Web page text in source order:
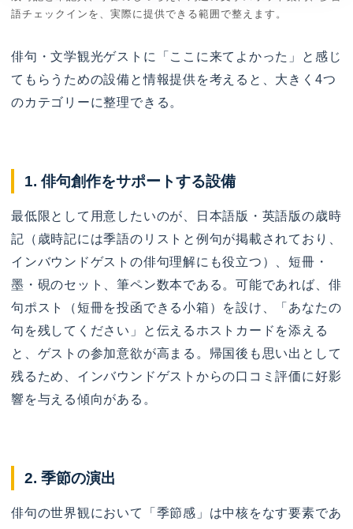
語チェックインを、実際に提供できる範囲で整えます。
俳句・文学観光ゲストに「ここに来てよかった」と感じ
てもらうための設備と情報提供を考えると、大きく4つ
のカテゴリーに整理できる。
1. 俳句創作をサポートする設備
最低限として用意したいのが、日本語版・英語版の歳時
記（歳時記には季語のリストと例句が掲載されており、
インバウンドゲストの俳句理解にも役立つ）、短冊・
墨・硯のセット、筆ペン数本である。可能であれば、俳
句ポスト（短冊を投函できる小箱）を設け、「あなたの
句を残してください」と伝えるホストカードを添える
と、ゲストの参加意欲が高まる。帰国後も思い出として
残るため、インバウンドゲストからの口コミ評価に好影
響を与える傾向がある。
2. 季節の演出
俳句の世界観において「季節感」は中核をなす要素であ